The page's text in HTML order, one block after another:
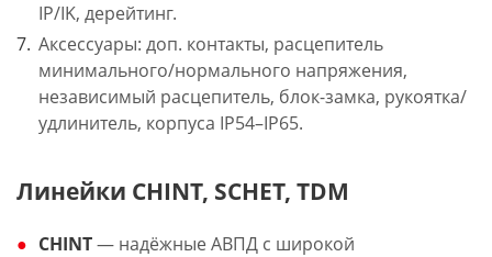
IP/IK, дерейтинг.
Аксессуары: доп. контакты, расцепитель
минимального/нормального напряжения,
независимый расцепитель, блок-замка, рукоятка/
удлинитель, корпуса IP54–IP65.
Линейки CHINT, SCHET, TDM
CHINT— надёжные АВПД с широкой